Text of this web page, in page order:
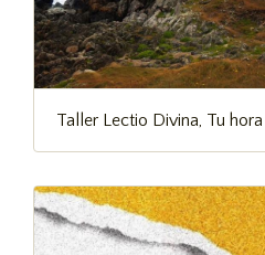
Taller Lectio Divina, Tu